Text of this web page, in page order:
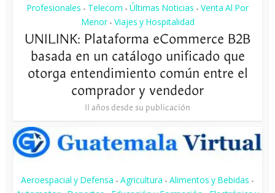
Profesionales • Telecom • Últimas Noticias • Venta Al Por
Menor • Viajes y Hospitalidad
UNILINK: Plataforma eCommerce B2B
basada en un catálogo unificado que
otorga entendimiento común entre el
comprador y vendedor
11 años desde su publicación
Aeroespacial y Defensa • Agricultura • Alimentos y Bebidas •